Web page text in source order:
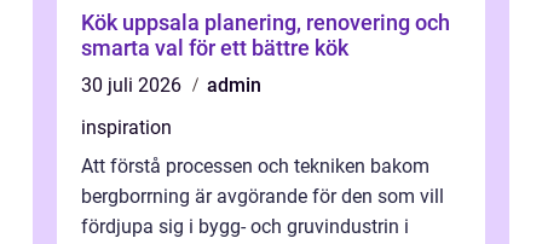
Kök uppsala planering, renovering och
smarta val för ett bättre kök
30 juli 2026
admin
inspiration
Att förstå processen och tekniken bakom
bergborrning är avgörande för den som vill
fördjupa sig i bygg- och gruvindustrin i